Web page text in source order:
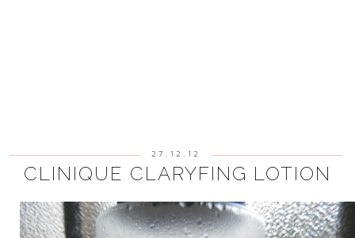
27.12.12
CLINIQUE CLARYFING LOTION